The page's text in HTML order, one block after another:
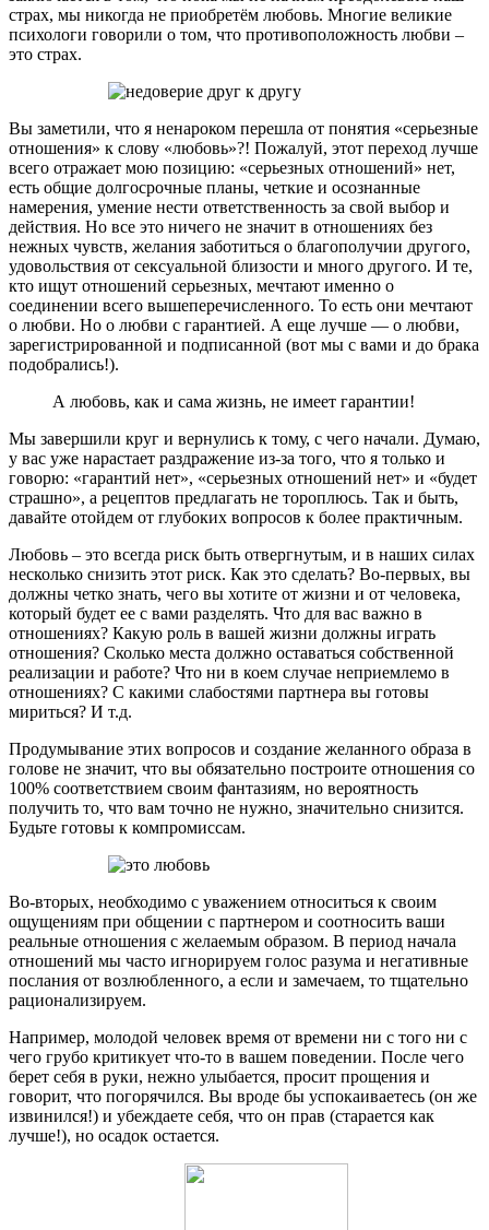
страх, мы никогда не приобретём любовь. Многие великие
психологи говорили о том, что противоположность любви –
это страх.
Вы заметили, что я ненароком перешла от понятия «серьезные
отношения» к слову «любовь»?! Пожалуй, этот переход лучше
всего отражает мою позицию: «серьезных отношений» нет,
есть общие долгосрочные планы, четкие и осознанные
намерения, умение нести ответственность за свой выбор и
действия. Но все это ничего не значит в отношениях без
нежных чувств, желания заботиться о благополучии другого,
удовольствия от сексуальной близости и много другого. И те,
кто ищут отношений серьезных, мечтают именно о
соединении всего вышеперечисленного. То есть они мечтают
о любви. Но о любви с гарантией. А еще лучше — о любви,
зарегистрированной и подписанной (вот мы с вами и до брака
подобрались!).
А любовь, как и сама жизнь, не имеет гарантии!
Мы завершили круг и вернулись к тому, с чего начали. Думаю,
у вас уже нарастает раздражение из-за того, что я только и
говорю: «гарантий нет», «серьезных отношений нет» и «будет
страшно», а рецептов предлагать не тороплюсь. Так и быть,
давайте отойдем от глубоких вопросов к более практичным.
Любовь – это всегда риск быть отвергнутым, и в наших силах
несколько снизить этот риск. Как это сделать? Во-первых, вы
должны четко знать, чего вы хотите от жизни и от человека,
который будет ее с вами разделять. Что для вас важно в
отношениях? Какую роль в вашей жизни должны играть
отношения? Сколько места должно оставаться собственной
реализации и работе? Что ни в коем случае неприемлемо в
отношениях? С какими слабостями партнера вы готовы
мириться? И т.д.
Продумывание этих вопросов и создание желанного образа в
голове не значит, что вы обязательно построите отношения со
100% соответствием своим фантазиям, но вероятность
получить то, что вам точно не нужно, значительно снизится.
Будьте готовы к компромиссам.
Во-вторых, необходимо с уважением относиться к своим
ощущениям при общении с партнером и соотносить ваши
реальные отношения с желаемым образом. В период начала
отношений мы часто игнорируем голос разума и негативные
послания от возлюбленного, а если и замечаем, то тщательно
рационализируем.
Например, молодой человек время от времени ни с того ни с
чего грубо критикует что-то в вашем поведении. После чего
берет себя в руки, нежно улыбается, просит прощения и
говорит, что погорячился. Вы вроде бы успокаиваетесь (он же
извинился!) и убеждаете себя, что он прав (старается как
лучше!), но осадок остается.